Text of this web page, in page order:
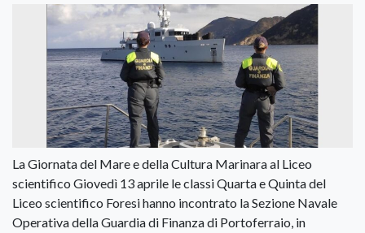
La Giornata del Mare e della Cultura Marinara al Liceo
scientifico Giovedì 13 aprile le classi Quarta e Quinta del
Liceo scientifico Foresi hanno incontrato la Sezione Navale
Operativa della Guardia di Finanza di Portoferraio, in